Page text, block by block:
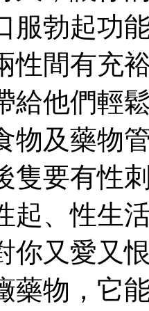
服勃起功
性間有充
給他們輕
物及藥物
隻要有性
起、性生
你又愛又
藥物，它